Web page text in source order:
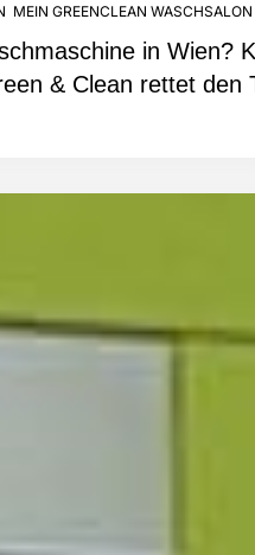
MEIN GREENCLEAN WASCHSALON
in Wien?
& Clean rettet den